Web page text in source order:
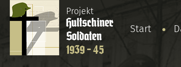
Projekt
Hultschiner
Soldaten
1939 - 45
Start